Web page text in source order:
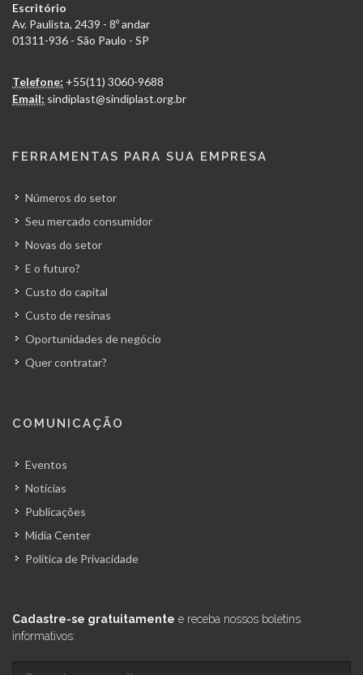
Escritório
Av. Paulista, 2439 - 8º andar
01311-936 - São Paulo - SP
Telefone: +55(11) 3060-9688
Email: sindiplast@sindiplast.org.br
FERRAMENTAS PARA SUA EMPRESA
Números do setor
Seu mercado consumidor
Novas do setor
E o futuro?
Custo do capital
Custo de resinas
Oportunidades de negócio
Quer contratar?
COMUNICAÇÃO
Eventos
Notícias
Publicações
Mídia Center
Política de Privacidade
Cadastre-se gratuitamente e receba nossos boletins
informativos: